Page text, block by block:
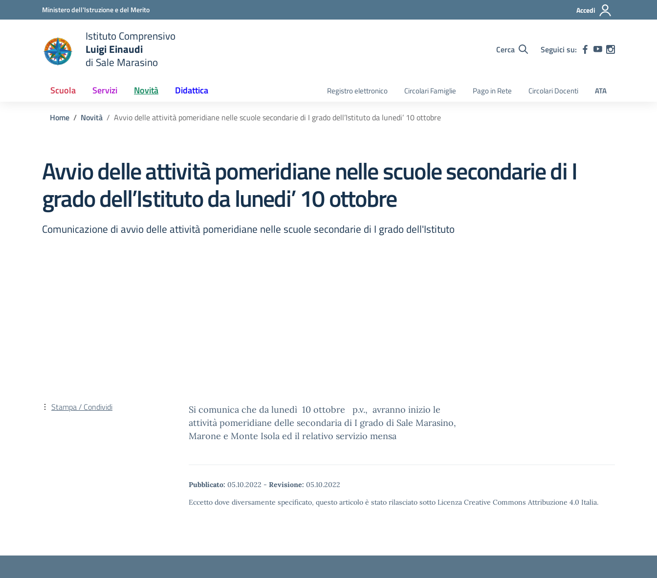
Vai ai contenuti
Vai al menu di navigazioneMinistero dell'Istruzione e del Merito Accedi
scuola
Istituto Comprensivo
Luigi Einaudi
di Sale Marasino
Cerca Seguici su:
Scuola Servizi Novità Didattica Registro elettronico Circolari Famiglie Pago in Rete Circolari Docenti ATA
Home Novità Avvio delle attività pomeridiane nelle scuole secondarie di I grado dell’Istituto da lunedi’ 10 ottobre
Avvio delle attività pomeridiane nelle scuole secondarie di I
grado dell’Istituto da lunedi’ 10 ottobre
Comunicazione di avvio delle attività pomeridiane nelle scuole secondarie di I grado dell'Istituto
Si comunica che da lunedì 10 ottobre p.v., avranno inizio le
attività pomeridiane delle secondaria di I grado di Sale Marasino,
Marone e Monte Isola ed il relativo servizio mensa
Pubblicato: 05.10.2022 - Revisione: 05.10.2022
Eccetto dove diversamente specificato, questo articolo è stato rilasciato sotto Licenza Creative Commons Attribuzione 4.0 Italia.
Stampa / Condividi